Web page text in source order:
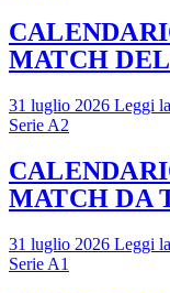
MATCH
31 luglio 2026 Leggi
Serie A2
MATCH DA
31 luglio 2026 Leggi
Serie A1